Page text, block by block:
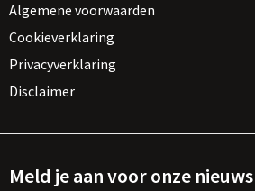
Algemene voorwaarden
Cookieverklaring
Privacyverklaring
Disclaimer
Meld je aan voor onze